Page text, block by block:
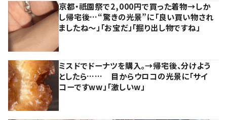
京都・祇園祭で2,000円で買った着物→しか
し帰宅後…“驚きの光景”に「良い買い物され
ましたね～」「お宝だ」「掘り出し物ですね」
ミスドでドーナツを購入。→帰宅後、分けよう
としたら…… 目からウロコの光景に「サイ
コーですww」「激しいw」